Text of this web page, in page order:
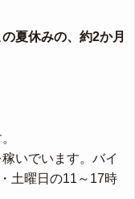
夏休みの、約2か月
いでいます。バイ
土曜日の11～17時